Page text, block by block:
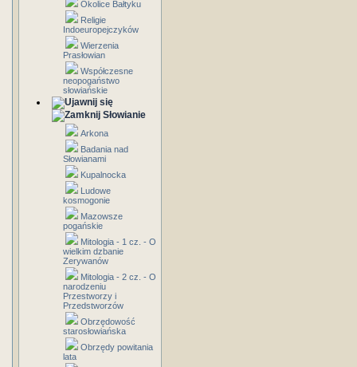
Okolice Bałtyku
Religie
Indoeuropejczyków
Wierzenia
Prasłowian
Współczesne
neopogaństwo
słowiańskie
Słowianie
Arkona
Badania nad
Słowianami
Kupalnocka
Ludowe
kosmogonie
Mazowsze
pogańskie
Mitologia - 1 cz. - O
wielkim dzbanie
Zerywanów
Mitologia - 2 cz. - O
narodzeniu
Przestworzy i
Przedstworzów
Obrzędowość
starosłowiańska
Obrzędy powitania
lata